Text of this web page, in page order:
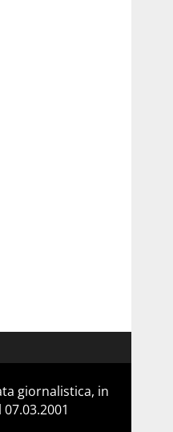
giornalistica, in